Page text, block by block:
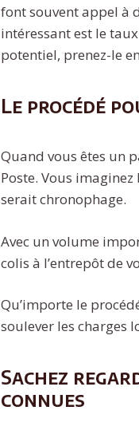
font souvent appel à
intéressant est le
potentiel, prenez-le
Le procédé
Quand vous êtes un
Poste. Vous
serait chronophage.
Avec un volume
colis à l’entrepôt de
Qu’importe le
soulever les charges
Sachez
connues